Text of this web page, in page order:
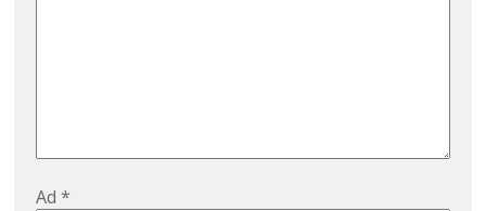
Ad*